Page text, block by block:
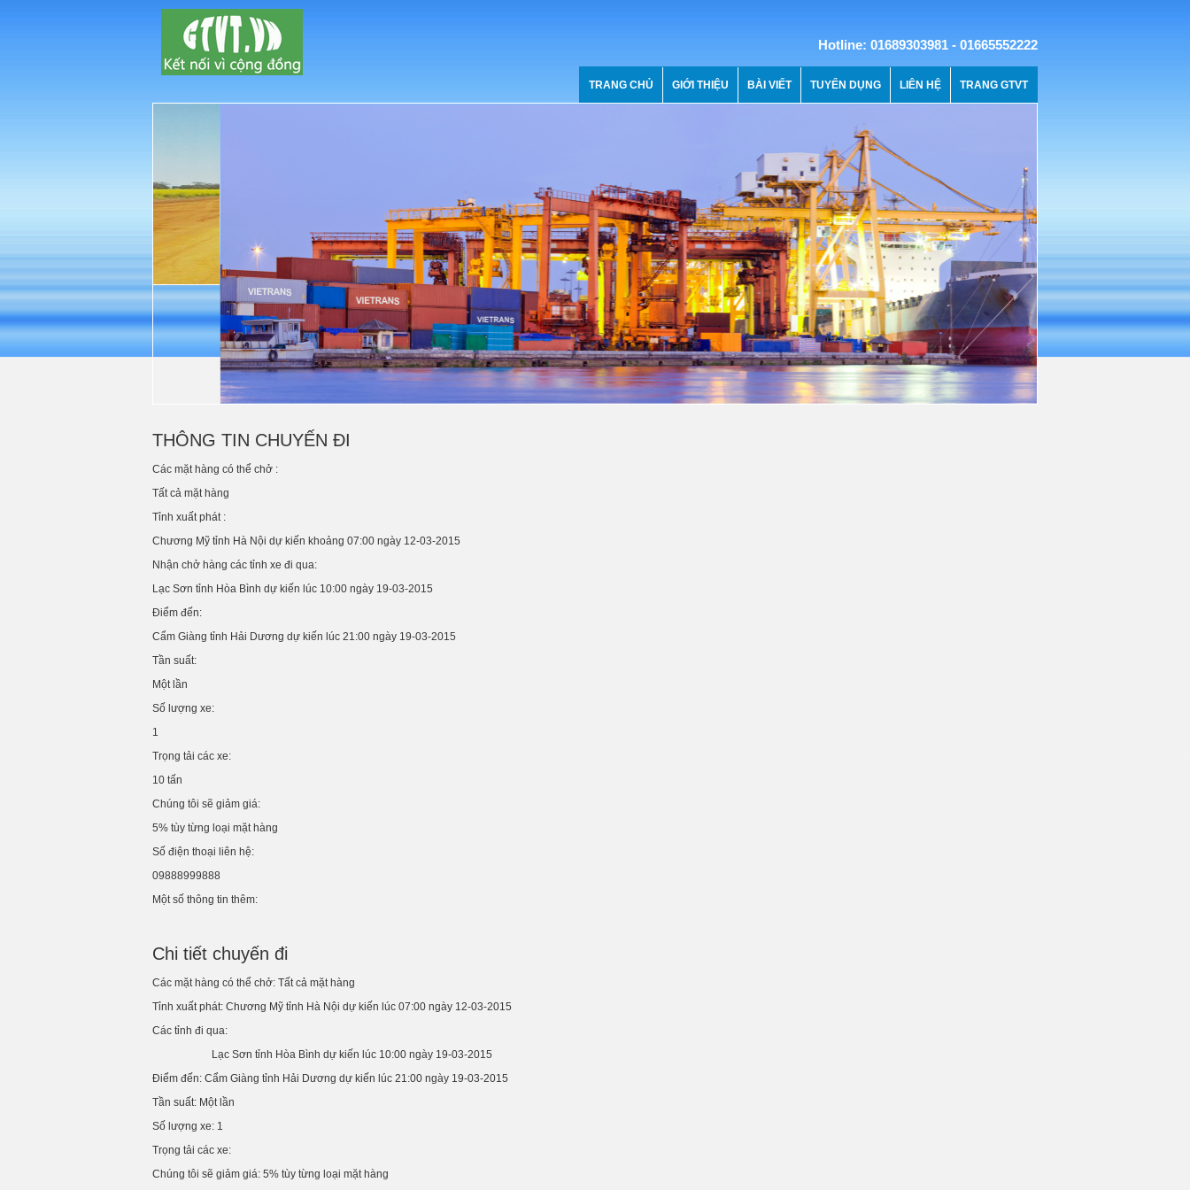
Hotline: 01689303981 - 01665552222
TRANG CHỦ GIỚI THIỆU BÀI VIẾT TUYỂN DỤNG LIÊN HỆ TRANG GTVT
THÔNG TIN CHUYẾN ĐI
Các mặt hàng có thể chở :
Tất cả mặt hàng
Tỉnh xuất phát :
Chương Mỹ tỉnh Hà Nội dự kiến khoảng 07:00 ngày 12-03-2015
Nhận chở hàng các tỉnh xe đi qua:
Lạc Sơn tỉnh Hòa Bình dự kiến lúc 10:00 ngày 19-03-2015
Điểm đến:
Cẩm Giàng tỉnh Hải Dương dự kiến lúc 21:00 ngày 19-03-2015
Tần suất:
Một lần
Số lượng xe:
1
Trọng tải các xe:
10 tấn
Chúng tôi sẽ giảm giá:
5% tùy từng loại mặt hàng
Số điện thoại liên hệ:
09888999888
Một số thông tin thêm:
Chi tiết chuyến đi
Các mặt hàng có thể chở: Tất cả mặt hàng
Tỉnh xuất phát: Chương Mỹ tỉnh Hà Nội dự kiến lúc 07:00 ngày 12-03-2015
Các tỉnh đi qua:
Lạc Sơn tỉnh Hòa Bình dự kiến lúc 10:00 ngày 19-03-2015
Điểm đến: Cẩm Giàng tỉnh Hải Dương dự kiến lúc 21:00 ngày 19-03-2015
Tần suất: Một lần
Số lượng xe: 1
Trọng tải các xe:
Chúng tôi sẽ giảm giá: 5% tùy từng loại mặt hàng